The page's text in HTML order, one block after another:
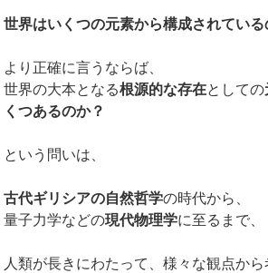
世界はいくつの元素から構成されている
より正確に言うならば、
世界の大本となる根源的な存在としての
くつあるのか？
という問いは、
古代ギリシアの自然哲学の時代から、
量子力学などの現代物理学に至るまで、
人類が長きにわたって、様々な観点から